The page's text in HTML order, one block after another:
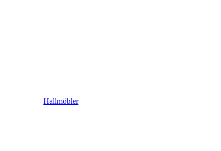
Hallmöbler